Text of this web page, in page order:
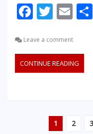
Facebook
Leave a comment
CONTINUE READING
1 2 3